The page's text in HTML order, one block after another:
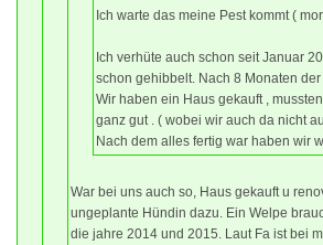
Ich warte das meine Pest kommt (
Ich verhüte auch schon seit Januar
schon gehibbelt. Nach 8 Monaten
Wir haben ein Haus gekauft ,
ganz gut . ( wobei wir auch da nicht
Nach dem alles fertig war haben wir
War bei uns auch so, Haus gekauft u
ungeplante Hündin dazu. Ein Welpe
die jahre 2014 und 2015. Laut Fa ist bei